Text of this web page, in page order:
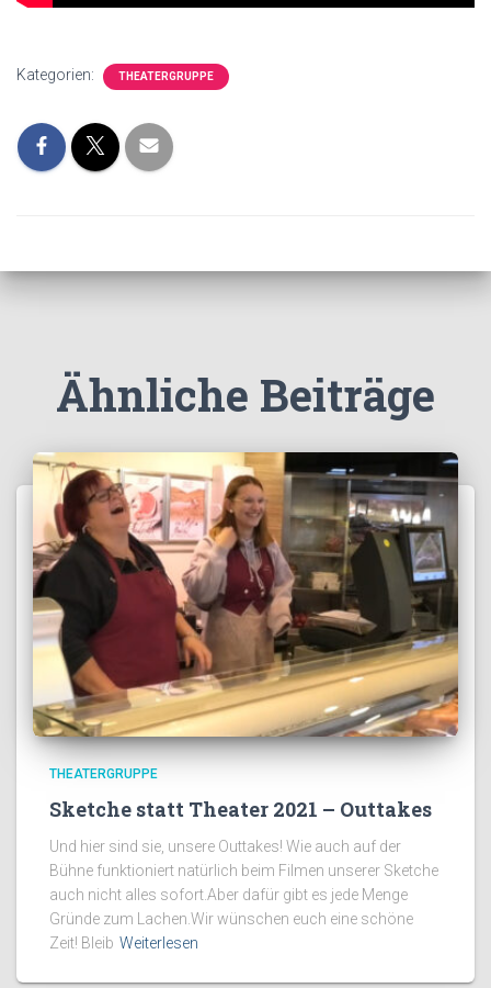
Kategorien: THEATERGRUPPE
Ähnliche Beiträge
THEATERGRUPPE
Sketche statt Theater 2021 – Outtakes
Und hier sind sie, unsere Outtakes! Wie auch auf der
Bühne funktioniert natürlich beim Filmen unserer Sketche
auch nicht alles sofort.Aber dafür gibt es jede Menge
Gründe zum Lachen.Wir wünschen euch eine schöne
Zeit! Bleib Weiterlesen